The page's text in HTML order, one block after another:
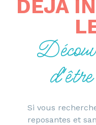
DÉJÀ
d'être
Si vous
reposantes et